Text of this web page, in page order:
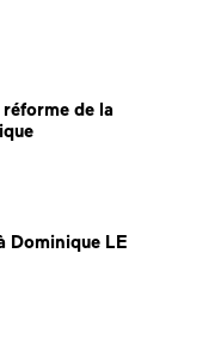
de la
Dominique LE